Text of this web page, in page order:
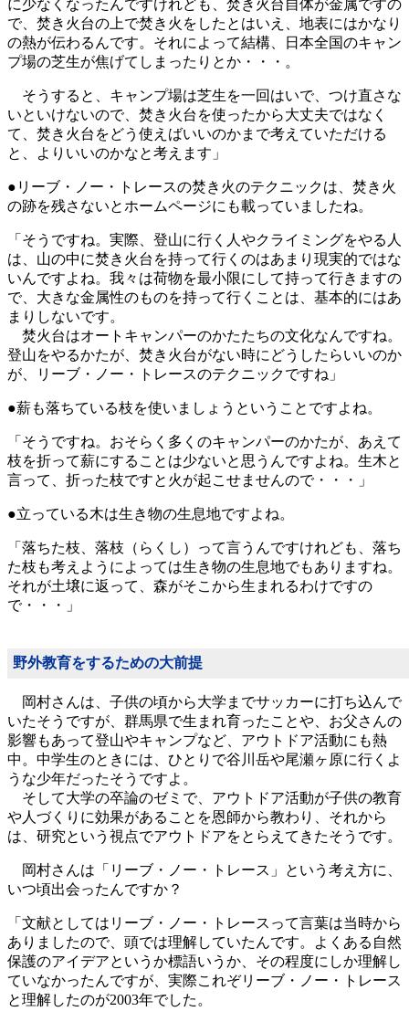
に少なくなったんですけれども、焚き火台自体が金属ですの
で、焚き火台の上で焚き火をしたとはいえ、地表にはかなり
の熱が伝わるんです。それによって結構、日本全国のキャン
プ場の芝生が焦げてしまったりとか・・・。
そうすると、キャンプ場は芝生を一回はいで、つけ直さな
いといけないので、焚き火台を使ったから大丈夫ではなく
て、焚き火台をどう使えばいいのかまで考えていただける
と、よりいいのかなと考えます」
●リーブ・ノー・トレースの焚き火のテクニックは、焚き火
の跡を残さないとホームページにも載っていましたね。
「そうですね。実際、登山に行く人やクライミングをやる人
は、山の中に焚き火台を持って行くのはあまり現実的ではな
いんですよね。我々は荷物を最小限にして持って行きますの
で、大きな金属性のものを持って行くことは、基本的にはあ
まりしないです。
焚火台はオートキャンパーのかたたちの文化なんですね。
登山をやるかたが、焚き火台がない時にどうしたらいいのか
が、リーブ・ノー・トレースのテクニックですね」
●薪も落ちている枝を使いましょうということですよね。
「そうですね。おそらく多くのキャンパーのかたが、あえて
枝を折って薪にすることは少ないと思うんですよね。生木と
言って、折った枝ですと火が起こせませんので・・・」
●立っている木は生き物の生息地ですよね。
「落ちた枝、落枝（らくし）って言うんですけれども、落ち
た枝も考えようによっては生き物の生息地でもありますね。
それが土壌に返って、森がそこから生まれるわけですの
で・・・」
野外教育をするための大前提
岡村さんは、子供の頃から大学までサッカーに打ち込んで
いたそうですが、群馬県で生まれ育ったことや、お父さんの
影響もあって登山やキャンプなど、アウトドア活動にも熱
中。中学生のときには、ひとりで谷川岳や尾瀬ヶ原に行くよ
うな少年だったそうですよ。
そして大学の卒論のゼミで、アウトドア活動が子供の教育
や人づくりに効果があることを恩師から教わり、それから
は、研究という視点でアウトドアをとらえてきたそうです。
岡村さんは「リーブ・ノー・トレース」という考え方に、
いつ頃出会ったんですか？
「文献としてはリーブ・ノー・トレースって言葉は当時から
ありましたので、頭では理解していたんです。よくある自然
保護のアイデアというか標語いうか、その程度にしか理解し
ていなかったんですが、実際これぞリーブ・ノー・トレース
と理解したのが2003年でした。